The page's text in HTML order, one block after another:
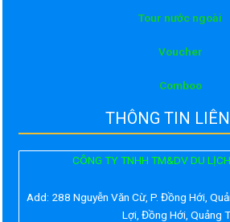
Tour nước ngoài
Voucher
Comboo
THÔNG TIN
CÔNG TY TNHH TM&DV DU
Add: 288 Nguyễn Văn Cừ, P. Đồng Hới,
Lợi, Đồng Hới, Quảng